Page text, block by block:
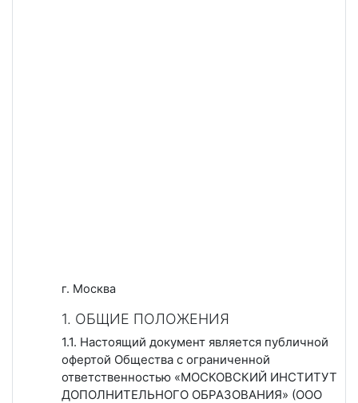
г. Москва
1. ОБЩИЕ ПОЛОЖЕНИЯ
1.1. Настоящий документ является публичной
офертой Общества с ограниченной
ответственностью «МОСКОВСКИЙ ИНСТИТУТ
ДОПОЛНИТЕЛЬНОГО ОБРАЗОВАНИЯ» (ООО